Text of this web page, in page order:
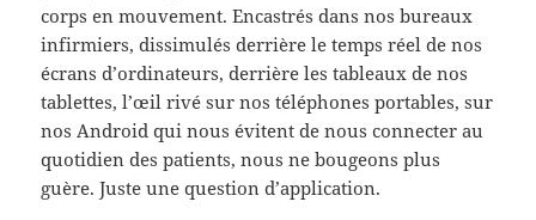
corps en mouvement. Encastrés dans nos bureaux
infirmiers, dissimulés derrière le temps réel de nos
écrans d’ordinateurs, derrière les tableaux de nos
tablettes, l’œil rivé sur nos téléphones portables, sur
nos Android qui nous évitent de nous connecter au
quotidien des patients, nous ne bougeons plus
guère. Juste une question d’application.